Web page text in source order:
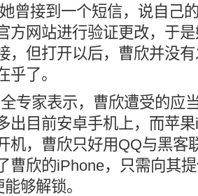
曾接到一个短信，说自己
方网站进行验证更改，于
，但打开以后，曹欣并没
乎了。
专家表示，曹欣遭受的应
出目前安卓手机上，而苹
机，曹欣只好用QQ与黑客
曹欣的iPhone，只需向其
够解锁。